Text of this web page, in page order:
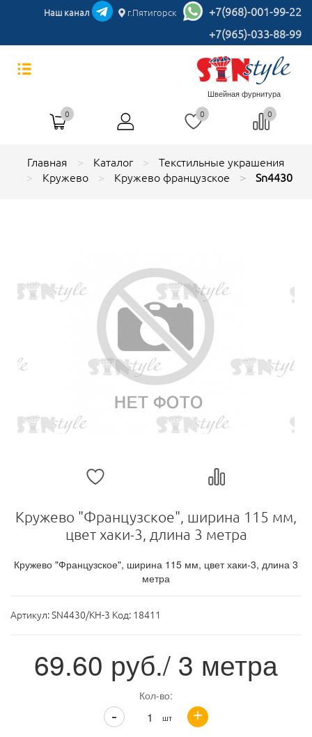
Наш канал г.Пятигорск
+7(968)-001-99-22
+7(965)-033-88-99
Швейная фурнитура
0 0 0
Главная Каталог
Текстильные украшения
Кружево
Кружево французское Sn4430
Кружево "Французское", ширина 115 мм,
цвет хаки-3, длина 3 метра
Кружево "Французское", ширина 115 мм, цвет хаки-3, длина 3
метра
Артикул:SN4430/KH-3 Код: 18411
69.60 руб./ 3 метра
Кол-во:
шт +
-